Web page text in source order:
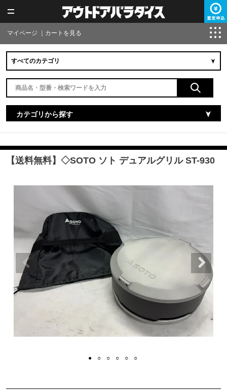
マイページ カートを見る
カテゴリから探す
【送料無料】◇SOTO ソト デュアルグリル ST-930